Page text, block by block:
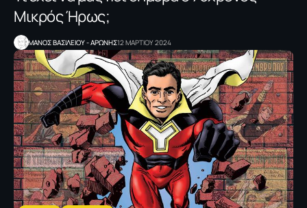
Μικρός Ήρως;
ΜΑΝΟΣ ΒΑΣΙΛΕΙΟΥ - ΑΡΩΝΗΣ12 ΜΑΡΤΙΟΥ 2024